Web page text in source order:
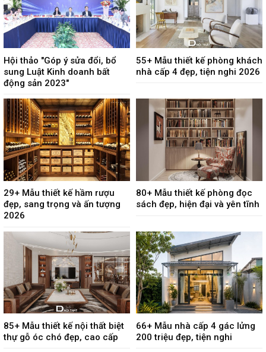
Hội thảo "Góp ý sửa đổi, bổ
sung Luật Kinh doanh bất
động sản 2023"
55+ Mẫu thiết kế phòng khách
nhà cấp 4 đẹp, tiện nghi 2026
29+ Mẫu thiết kế hầm rượu
đẹp, sang trọng và ấn tượng
2026
80+ Mẫu thiết kế phòng đọc
sách đẹp, hiện đại và yên tĩnh
85+ Mẫu thiết kế nội thất biệt
thự gỗ óc chó đẹp, cao cấp
66+ Mẫu nhà cấp 4 gác lửng
200 triệu đẹp, tiện nghi